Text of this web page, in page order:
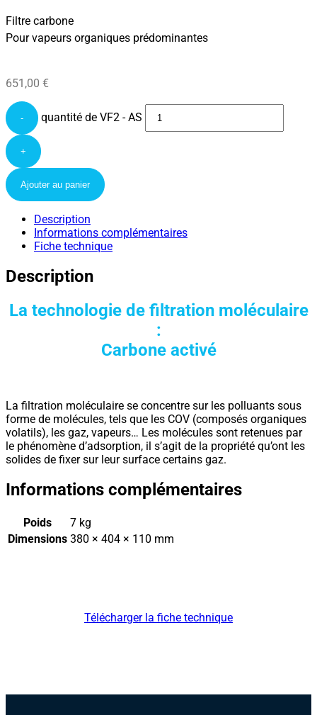
Filtre carbone
Pour vapeurs organiques prédominantes
651,00 €
- quantité de VF2 - AS
+
Ajouter au panier
Description
Informations complémentaires
Fiche technique
Description
La technologie de filtration moléculaire
:
Carbone activé
La filtration moléculaire se concentre sur les polluants sous
forme de molécules, tels que les COV (composés organiques
volatils), les gaz, vapeurs… Les molécules sont retenues par
le phénomène d’adsorption, il s’agit de la propriété qu’ont les
solides de fixer sur leur surface certains gaz.
Informations complémentaires
Poids
7 kg
Dimensions 380 × 404 × 110 mm
Télécharger la fiche technique